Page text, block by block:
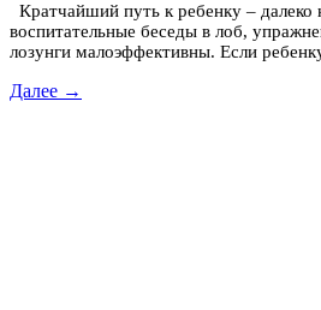
Кратчайший путь к ребенку – далеко
воспитательные беседы в лоб,
лозунги малоэффективны. Если
Далее →